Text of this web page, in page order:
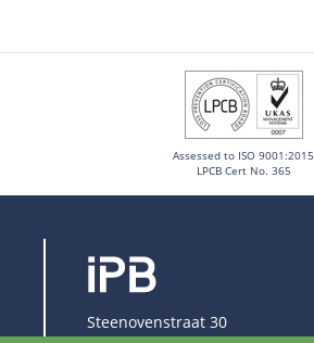
Assessed to ISO 9001:2015
LPCB Cert No. 365
Steenovenstraat 30